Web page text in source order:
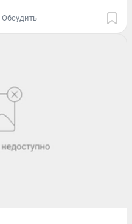
Обсудить